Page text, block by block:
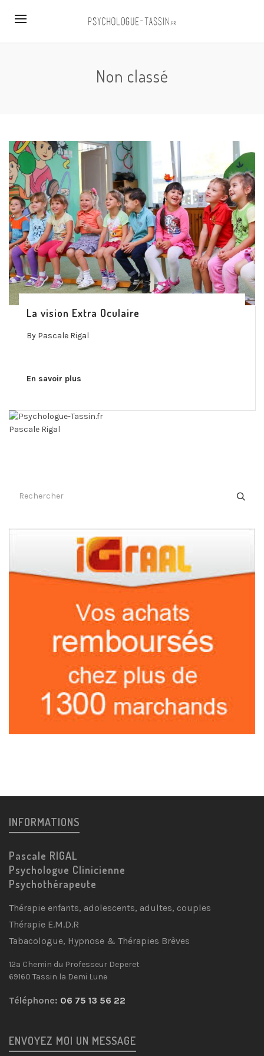
Non classé
La vision Extra Oculaire
By Pascale Rigal
En savoir plus
Pascale Rigal
INFORMATIONS
Pascale RIGAL
Psychologue Clinicienne
Psychothérapeute
Thérapie enfants, adolescents, adultes, couples
Thérapie E.M.D.R
Tabacologue, Hypnose & Thérapies Brèves
12a Chemin du Professeur Deperet
69160 Tassin la Demi Lune
Téléphone: 06 75 13 56 22
ENVOYEZ MOI UN MESSAGE